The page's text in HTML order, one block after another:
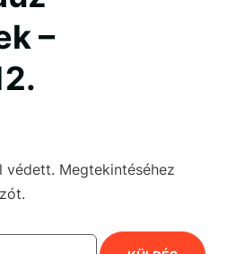
–
Megtekintéséhez